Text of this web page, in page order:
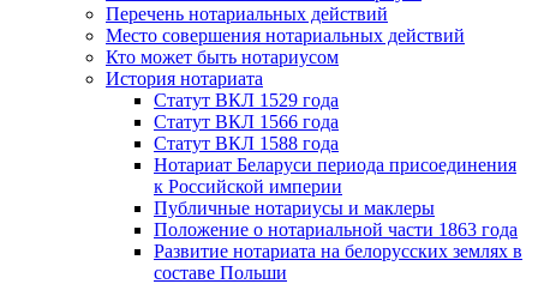
Перечень нотариальных действий
Место совершения нотариальных действий
Кто может быть нотариусом
История нотариата
Статут ВКЛ 1529 года
Статут ВКЛ 1566 года
Статут ВКЛ 1588 года
Нотариат Беларуси периода присоединения
к Российской империи
Публичные нотариусы и маклеры
Положение о нотариальной части 1863 года
Развитие нотариата на белорусских землях в
составе Польши